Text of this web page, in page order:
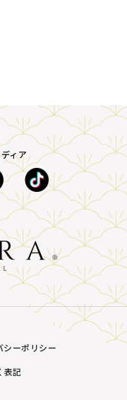
ィア
シーポリシー
表記